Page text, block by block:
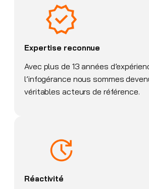
Expertise reconnue
Avec plus de 13 années
l’infogérance nous sommes
véritables acteurs de référence.
Réactivité